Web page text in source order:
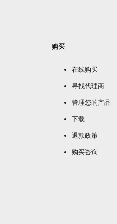
购买
在线购买
寻找代理商
管理您的产品
下载
退款政策
购买咨询